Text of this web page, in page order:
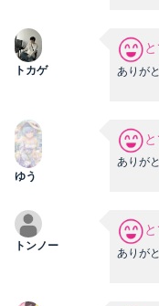
トカゲ
ありが
ゆう
ありが
トンノー
ありが